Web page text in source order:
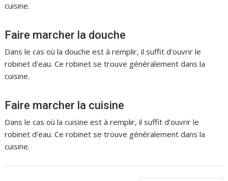
cuisine.
Faire marcher la douche
Dans le cas où la douche est à remplir, il suffit d’ouvrir le
robinet d’eau. Ce robinet se trouve généralement dans la
cuisine.
Faire marcher la cuisine
Dans le cas où la cuisine est à remplir, il suffit d’ouvrir le
robinet d’eau. Ce robinet se trouve généralement dans la
cuisine.